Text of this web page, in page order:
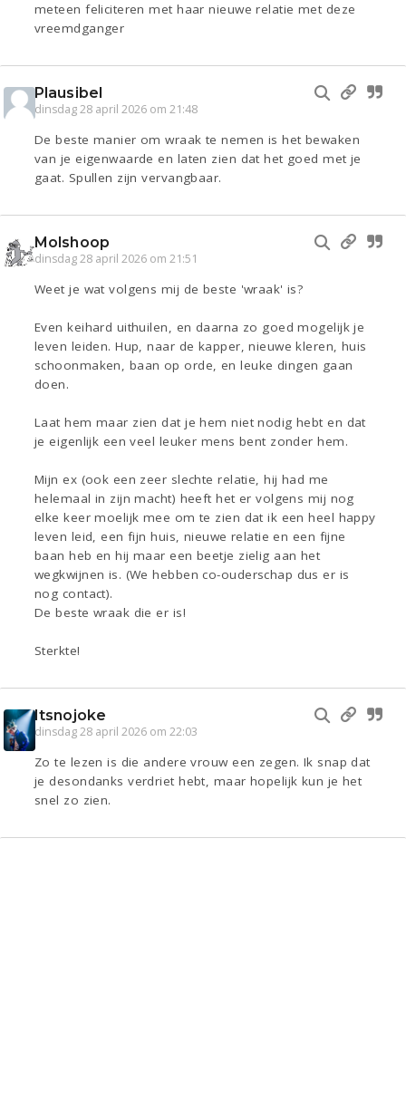
meteen feliciteren met haar nieuwe relatie met deze
vreemdganger
Plausibel
dinsdag 28 april 2026 om 21:48
De beste manier om wraak te nemen is het bewaken
van je eigenwaarde en laten zien dat het goed met je
gaat. Spullen zijn vervangbaar.
Molshoop
dinsdag 28 april 2026 om 21:51
Weet je wat volgens mij de beste 'wraak' is?
Even keihard uithuilen, en daarna zo goed mogelijk je
leven leiden. Hup, naar de kapper, nieuwe kleren, huis
schoonmaken, baan op orde, en leuke dingen gaan
doen.
Laat hem maar zien dat je hem niet nodig hebt en dat
je eigenlijk een veel leuker mens bent zonder hem.
Mijn ex (ook een zeer slechte relatie, hij had me
helemaal in zijn macht) heeft het er volgens mij nog
elke keer moelijk mee om te zien dat ik een heel happy
leven leid, een fijn huis, nieuwe relatie en een fijne
baan heb en hij maar een beetje zielig aan het
wegkwijnen is. (We hebben co-ouderschap dus er is
nog contact).
De beste wraak die er is!
Sterkte!
Itsnojoke
dinsdag 28 april 2026 om 22:03
Zo te lezen is die andere vrouw een zegen. Ik snap dat
je desondanks verdriet hebt, maar hopelijk kun je het
snel zo zien.